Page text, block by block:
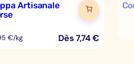
Artisanale
€/kg Dès7,74€